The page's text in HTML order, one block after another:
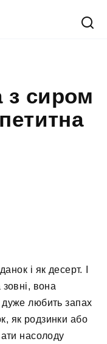
сиром
і як десерт. І
вона
дуже любить запах
як родзинки або
насолоду